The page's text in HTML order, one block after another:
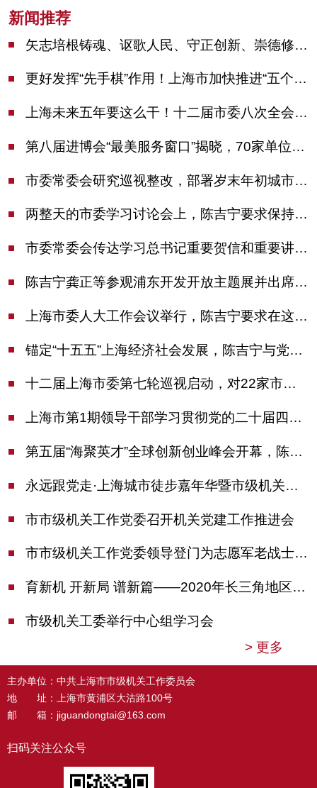
新闻推荐
矢志培根铸魂、讴歌人民、守正创新、崇德修身！这场座谈会上，陈吉宁对全市文化战线提出期望
更好发挥“先手棋”作用！上海市加快推进“五个中心”建设领导小组会议举行
上海未来五年要这么干！十二届市委八次全会审议通过上海“十五五”规划建议
第八届进博会“最美服务窗口”揭晓，70家单位诠释“上海服务”温度
市委常委会研究巡视整改，部署岁末年初城市安全工作
两整天的市委学习讨论会上，陈吉宁要求保持战略定力始终坚定信心善于科学应对
市委常委会传达学习总书记重要贺信和重要讲话精神，研究党建引领物业治理等工作
陈吉宁龚正等参观浦东开发开放主题展并出席座谈会
上海市委人大工作会议举行，陈吉宁要求在这些方面更加奋发有为
锚定“十五五”上海经济社会发展，陈吉宁与党外人士专题协商座谈
十二届上海市委第七轮巡视启动，对22家市管单位开展常规巡视
上海市第1期领导干部学习贯彻党的二十届四中全会精神专题研讨班开班，陈吉宁作专题报告
第五届“海聚英才”全球创新创业峰会开幕，陈吉宁出席并启动新一届大赛
永远跟党走·上海城市徒步嘉年华暨市级机关运动会开幕
市市级机关工作党委召开机关党建工作推进会
市市级机关工作党委领导登门为志愿军老战士佩戴纪念章
育新机 开新局 谱新篇——2020年长三角地区机关党建工作研讨会在南京召开
市级机关工委举行中心组学习会
> 更多